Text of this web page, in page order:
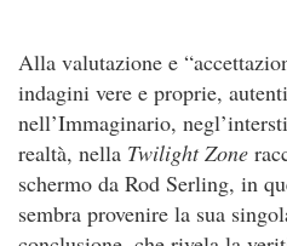
Alla valutazione e
indagini vere e proprie,
nell’Immaginario,
realtà, nella Twilight Zone
schermo da Rod Serling, in
sembra provenire la sua